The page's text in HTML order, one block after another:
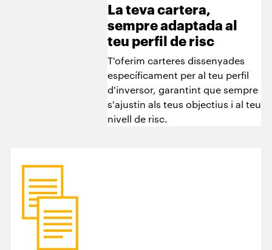
La teva cartera,
sempre adaptada al
teu perfil de risc
T'oferim carteres dissenyades
específicament per al teu perfil
d'inversor, garantint que sempre
s'ajustin als teus objectius i al teu
nivell de risc.